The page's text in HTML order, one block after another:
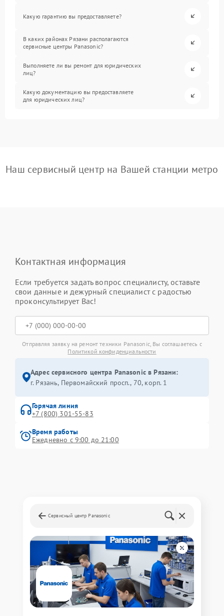
Какую гарантию вы предоставляете?
В каких районах Рязани располагаются
сервисные центры Panasonic?
Выполняете ли вы ремонт для юридических
лиц?
Какую документацию вы предоставляете
для юридических лиц?
Наш сервисный центр на Вашей станции метро
Контактная информация
Если требуется задать вопрос специалисту, оставьте
свои данные и дежурный специалист с радостью
проконсультирует Вас!
Отправляя заявку на ремонт техники Panasonic, Вы соглашаетесь с
Политикой конфиденциальности
Адрес сервисного центра Panasonic в Рязани:
г. Рязань, Первомайский просп., 70, корп. 1
Горячая линия
+7 (800) 301-55-83
Время работы
Ежедневно с 9:00 до 21:00
Сервисный центр Panasonic